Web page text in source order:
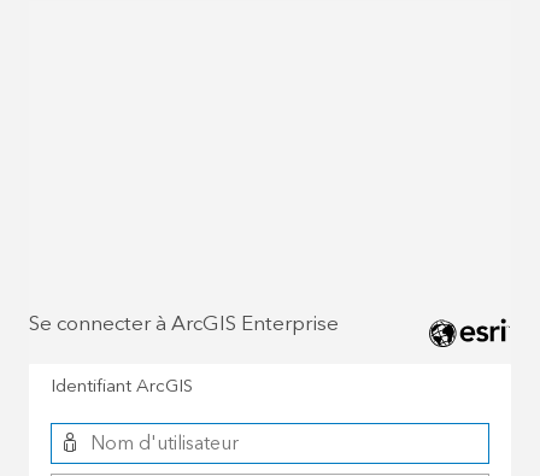
Se connecter à ArcGIS Enterprise
Identifiant ArcGIS